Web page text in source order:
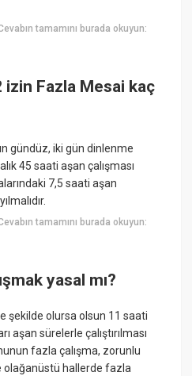
tamamını burada okuyun:
Fazla Mesai kaç
gündüz, iki gün dinlenme
45 saati aşan çalışması
7,5 saati aşan
tamamını burada okuyun:
yasal mı?
şekilde olursa olsun 11 saati
aşan sürelerle çalıştırılması
fazla çalışma, zorunlu
olağanüstü hallerde fazla